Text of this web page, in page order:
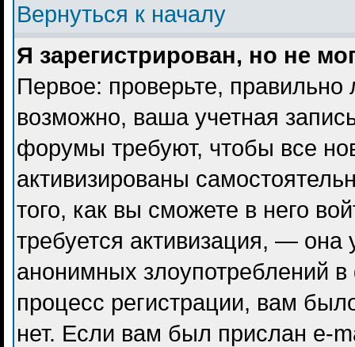
Вернуться к началу
Я зарегистрирован, но не
Первое: проверьте,
возможно, ваша учетная
форумы требуют, чтобы все
активизированы
того, как вы сможете в него
требуется активизация, —
анонимных злоупотреблений
процесс регистрации, вам
нет. Если вам был прислан e-